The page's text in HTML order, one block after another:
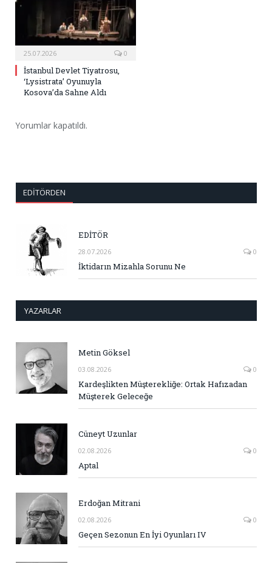
25.07.2026 0
İstanbul Devlet Tiyatrosu,
‘Lysistrata’ Oyunuyla
Kosova’da Sahne Aldı
Yorumlar kapatıldı.
EDITÖRDEN
EDİTÖR
28.07.2026 0
İktidarın Mizahla Sorunu Ne
YAZARLAR
Metin Göksel
03.08.2026 0
Kardeşlikten Müşterekliğe: Ortak Hafızadan
Müşterek Geleceğe
Cüneyt Uzunlar
02.08.2026 0
Aptal
Erdoğan Mitrani
02.08.2026 0
Geçen Sezonun En İyi Oyunları IV